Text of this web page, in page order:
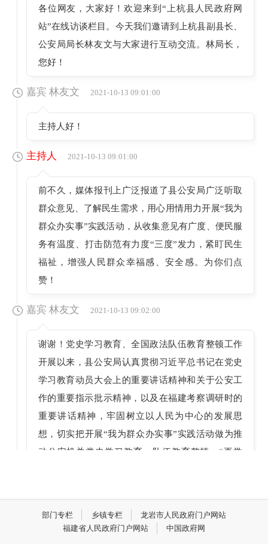
各位网友，大家好！欢迎来到“上杭县人民政府网
站”在线访谈栏目。今天我们邀请到上杭县副县长、
公安局局长林友文与大家进行互动交流。林局长，
您好！
嘉宾 林友文 2021-10-13 09:01:00
主持人好！
主持人 2021-10-13 09:01:00
前不久，媒体报刊上广泛报道了县公安局广泛听取
群众意见、了解民生需求，用心用情用力开展“我为
群众办实事”实践活动，从收集意见有广度、便民服
务有温度、打击防范有力度“三度”发力，紧盯民生
福祉，增强人民群众幸福感、安全感。为你们点
赞！
嘉宾 林友文 2021-10-13 09:02:00
谢谢！党史学习教育、全国政法队伍教育整顿工作
开展以来，县公安局认真贯彻习近平总书记在党史
学习教育动员大会上的重要讲话精神和关于公安工
作的重要指示批示精神，以及在福建考察调研时的
重要讲话精神，牢固树立以人民为中心的发展思
想，切实把开展“我为群众办实事”实践活动做为推
动公安机关党史学习教育、队伍教育整顿、“再学
感、安全感，为建党100周年献礼。截至目前，推出
部门专栏 乡镇专栏
龙岩市人民政府门户网站
福建省人民政府门户网站
中国政府网